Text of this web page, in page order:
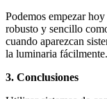
Podemos empezar
robusto y sencillo
cuando aparezcan
la luminaria fácilmente.
3. Conclusiones